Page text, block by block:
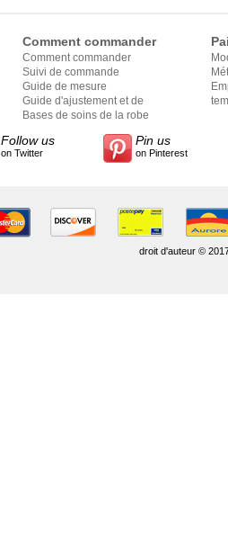
Comment commander
Comment commander
Suivi de commande
Guide de mesure
Guide d'ajustement et de
style
Bases de soins de la robe
Follow us
on Twitter
Pin us
on Pinterest
droit d'auteur ©